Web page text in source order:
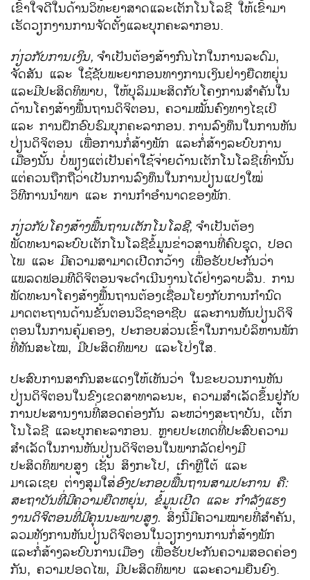
ເຂົ້າໃຈດີໃນດ້ານວິທະຍາສາດແລະເຕັກໂນໂລຊີ ໃຫ້ເຂົ້າມາ
ເຮັດວຽກງານການຈັດຕັ້ງແລະບຸກຄະລາກອນ.
ກ່ຽວກັບການເງິນ, ຈຳເປັນຕ້ອງສ້າງກົນໄກໃນການລະດົມ,
ຈັດສັນ ແລະ ໃຊ້ຊັບພະຍາກອນທາງການເງິນຢ່າງຍືດຫຍຸ່ນ
ແລະມີປະສິດທິພາບ, ໃຫ້ບຸລິມມະສິດກັບໂຄງການສຳຄັນໃນ
ດ້ານໂຄງສ້າງພື້ນຖານດິຈິຕອນ, ຄວາມໝັ້ນຄົງທາງໄຊເບີ
ແລະ ການຝຶກອົບຮົມບຸກຄະລາກອນ. ການລົງທຶນໃນການຫັນ
ປ່ຽນດິຈິຕອນ ເພື່ອການກໍ່ສ້າງພັກ ແລະກໍ່ສ້າງລະບົບການ
ເມືອງນັ້ນ ບໍ່ພຽງແຕ່ເປັນຄ່າໃຊ້ຈ່າຍດ້ານເຕັກໂນໂລຊີເທົ່ານັ້ນ
ແຕ່ຄວນຖືກຖືວ່າເປັນການລົງທຶນໃນການປ່ຽນແປງໃໝ່
ວິທີການນຳພາ ແລະ ການກຳອຳນາດຂອງພັກ.
ກ່ຽວກັບໂຄງສ້າງພື້ນຖານເຕັກໂນໂລຊີ, ຈຳເປັນຕ້ອງ
ພັດທະນາລະບົບເຕັກໂນໂລຊີຂໍ້ມູນຂ່າວສານທີ່ຄົບຊຸດ, ປອດ
ໄພ ແລະ ມີຄວາມສາມາດເປີດກວ້າງ ເພື່ອຮັບປະກັນວ່າ
ແພລດຟອມທີດິຈິຕອນຈະດຳເນີນງານໄດ້ຢ່າງລາບລື່ນ. ການ
ພັດທະນາໂຄງສ້າງພື້ນຖານຕ້ອງເຊື່ອມໂຍງກັບການກຳນົດ
ມາດຕະຖານດ້ານຂັ້ນຕອນວິຊາອາຊີບ ແລະການຫັນປ່ຽນດິຈິ
ຕອນໃນການຄຸ້ມຄອງ, ປະກອບສ່ວນເຂົ້າໃນການບໍລິຫານພັກ
ທີ່ທັນສະໄໝ, ມີປະສິດທິພາບ ແລະໂປ່ງໃສ.
ປະສົບການສາກົນສະແດງໃຫ້ເຫັນວ່າ ໃນຂະບວນການຫັນ
ປ່ຽນດິຈິຕອນໃນຂົງເຂດສາທາລະນະ, ຄວາມສຳເລັດຂຶ້ນຢູ່ກັບ
ການປະສານງານທີ່ສອດຄ່ອງກັນ ລະຫວ່າງສະຖາບັນ, ເຕັກ
ໂນໂລຊີ ແລະບຸກຄະລາກອນ. ຫຼາຍປະເທດທີ່ປະສົບຄວາມ
ສຳເລັດໃນການຫັນປ່ຽນດິຈິຕອນໃນພາກລັດຢ່າງມີ
ປະສິດທິພາບສູງ ເຊັ່ນ ສິງກະໂປ, ເກົາຫຼີໃຕ້ ແລະ
ມາເລເຊຍ ຕ່າງສຸມໃສ່ອົງປະກອບພື້ນຖານສາມປະການ ຄື:
ສະຖາບັນທີ່ມີຄວາມຍືດຫຍຸ່ນ, ຂໍ້ມູນເປີດ ແລະ ກຳລັງແຮງ
ງານດິຈິຕອນທີ່ມີຄຸນນະພາບສູງ. ສິ່ງນີ້ມີຄວາມໝາຍທີ່ສຳຄັນ,
ລວມທັງການຫັນປ່ຽນດິຈິຕອນໃນວຽກງານການກໍ່ສ້າງພັກ
ແລະກໍ່ສ້າງລະບົບການເມືອງ ເພື່ອຮັບປະກັນຄວາມສອດຄ່ອງ
ກັນ, ຄວາມປອດໄພ, ມີປະສິດທິພາບ ແລະຄວາມຍືນຍົງ.